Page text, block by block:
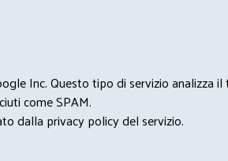
Inc. Questo tipo di servizio
come SPAM.
dalla privacy policy del servizio.